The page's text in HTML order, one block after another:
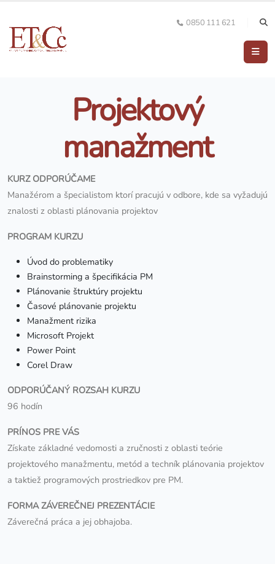
0850 111 621
Projektový
manažment
KURZ ODPORÚČAME
Manažérom a špecialistom ktorí pracujú v odbore, kde sa vyžadujú
znalosti z oblasti plánovania projektov
PROGRAM KURZU
Úvod do problematiky
Brainstorming a špecifikácia PM
Plánovanie štruktúry projektu
Časové plánovanie projektu
Manažment rizika
Microsoft Projekt
Power Point
Corel Draw
ODPORÚČANÝ ROZSAH KURZU
96 hodín
PRÍNOS PRE VÁS
Získate základné vedomosti a zručnosti z oblasti teórie
projektového manažmentu, metód a techník plánovania projektov
a taktiež programových prostriedkov pre PM.
FORMA ZÁVEREČNEJ PREZENTÁCIE
Záverečná práca a jej obhajoba.